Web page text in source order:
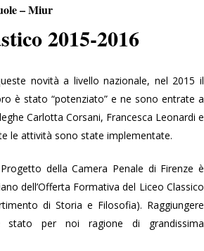
– Miur
2015-2016
novità a livello nazionale, nel 2015 il
è stato “potenziato” e ne sono entrate a
Carlotta Corsani, Francesca Leonardi e
le attività sono state implementate.
della Camera Penale di Firenze è
dell’Offerta Formativa del Liceo Classico
di Storia e Filosofia). Raggiungere
stato per noi ragione di grandissima